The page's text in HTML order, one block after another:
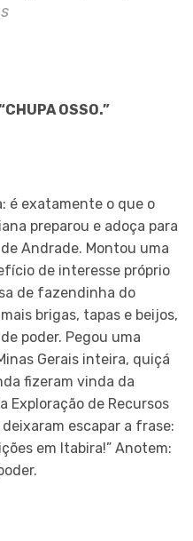
OSSO.”
é exatamente o que o
preparou e adoça para
Andrade. Montou uma
de interesse próprio
de fazendinha do
brigas, tapas e beijos,
poder. Pegou uma
Gerais inteira, quiçá
fizeram vinda da
Exploração de Recursos
escapar a frase:
em Itabira!” Anotem: